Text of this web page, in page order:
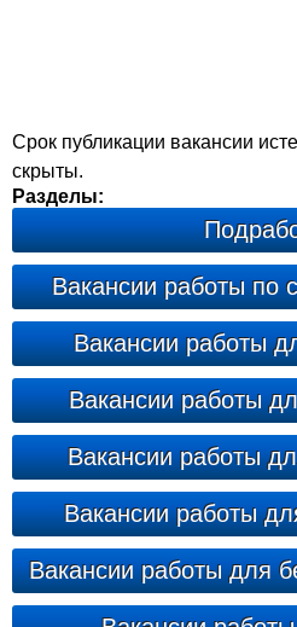
Срок публикации вакансии
скрыты.
Разделы:
Вакансии работы по
Вакансии работы
Вакансии работы
Вакансии работы
Вакансии работы
Вакансии работы для